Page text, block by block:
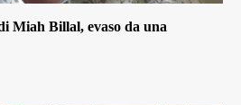
Miah Billal, evaso da una